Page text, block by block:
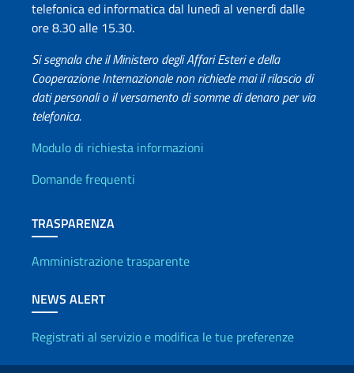
telefonica ed informatica dal lunedì al venerdì dalle
ore 8.30 alle 15.30.
Si segnala che il Ministero degli Affari Esteri e della
Cooperazione Internazionale non richiede mai il rilascio di
dati personali o il versamento di somme di denaro per via
telefonica.
Info utili
Modulo di richiesta informazioni
Domande frequenti
TRASPARENZA
Amministrazione trasparente
NEWS ALERT
Registrati al servizio e modifica le tue preferenze